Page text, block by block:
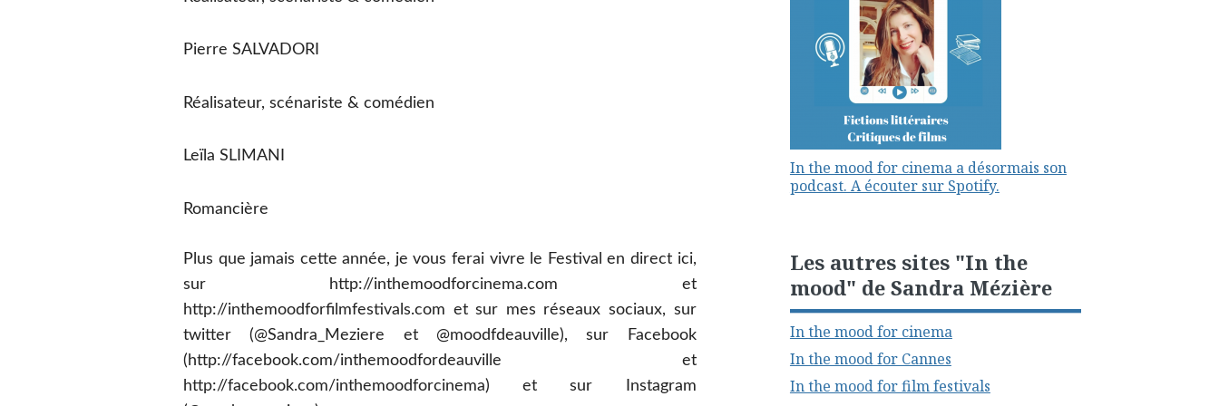
Pierre SALVADORI
Réalisateur, scénariste & comédien
Leïla SLIMANI
Romancière
Plus que jamais cette année, je vous ferai vivre le Festival en direct ici,
sur http://inthemoodforcinema.com et
http://inthemoodforfilmfestivals.com et sur mes réseaux sociaux, sur
twitter (@Sandra_Meziere et @moodfdeauville), sur Facebook
(http://facebook.com/inthemoodfordeauville et
http://facebook.com/inthemoodforcinema) et sur Instagram
In the mood for cinema a désormais son
podcast. A écouter sur Spotify.
Les autres sites "In the
mood" de Sandra Mézière
In the mood for cinema
In the mood for Cannes
In the mood for film festivals